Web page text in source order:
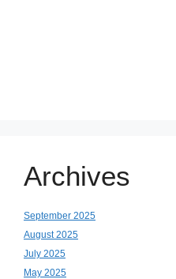
Archives
September 2025
August 2025
July 2025
May 2025